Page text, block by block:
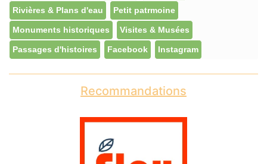
Rivières & Plans d'eau Petit patrmoine
Monuments historiques Visites & Musées
Passages d'histoires Facebook Instagram
Recommandations